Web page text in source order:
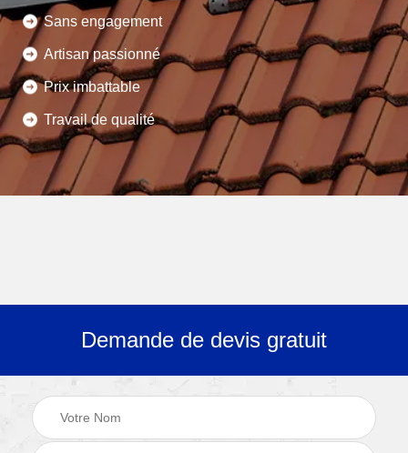
Sans engagement
Artisan passionné
Prix imbattable
Travail de qualité
Demande de devis gratuit